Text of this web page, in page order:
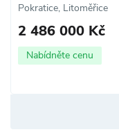
Pokratice, Litoměřice
2 486 000 Kč
Nabídněte cenu